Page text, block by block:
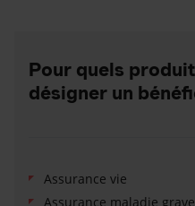
Pour quels
désigner un
Assurance vie
Assurance maladie grave